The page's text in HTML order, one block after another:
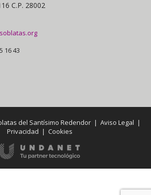
C.P. 28002
16 43
del Santísimo Redendor |Aviso Legal |
Privacidad | Cookies